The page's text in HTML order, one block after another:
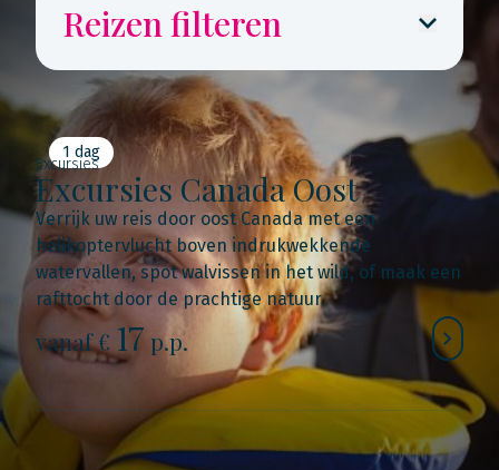
Reizen filteren
1 dag
Excursies
Excursies Canada Oost
Verrijk uw reis door oost Canada met een
helikoptervlucht boven indrukwekkende
watervallen, spot walvissen in het wild, of maak een
rafttocht door de prachtige natuur.
vanaf € 17p.p.